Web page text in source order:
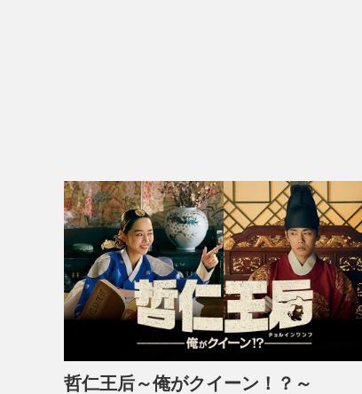
哲仁王后～俺がクイーン！？～